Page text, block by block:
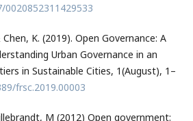
K. (2019). Open Governance: A
Urban Governance in an
in Sustainable Cities, 1(August), 1–
frsc.2019.00003
M (2012) Open government: